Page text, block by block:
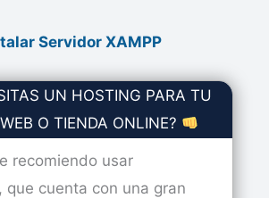
Servidor XAMPP
UN HOSTING PARA TU
O TIENDA ONLINE?
recomiendo usar
, que cuenta con una gran